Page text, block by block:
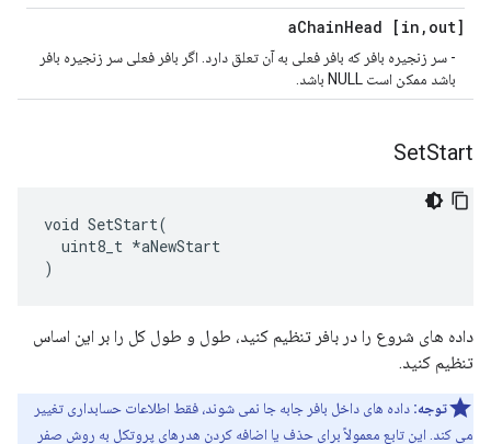
[in
, out] a
ChainHead
- سر زنجیره بافر که بافر فعلی به آن تعلق دارد. اگر بافر فعلی سر زنجیره بافر
باشد ممکن است NULL باشد.
SetStart
void SetStart(
  uint8_t *aNewStart
)
داده های شروع را در بافر تنظیم کنید، طول و طول کل را بر این اساس
تنظیم کنید.
توجه: داده های داخل بافر جابه جا نمی شوند، فقط اطلاعات حسابداری تغییر
می کند. این تابع معمولاً برای حذف یا اضافه کردن هدرهای پروتکل به روش صفر